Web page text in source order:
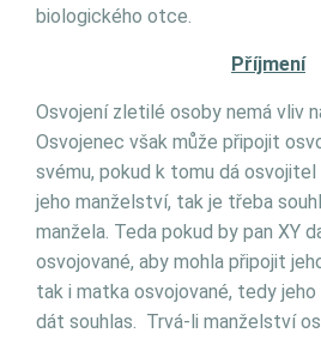
biologického otce.
Příjmení
Osvojení zletilé osoby nemá vliv
Osvojenec však může připojit
svému, pokud k tomu dá
jeho manželství, tak je třeba
manžela. Teda pokud by pan XY
osvojované, aby mohla připojit
tak i matka osvojované, tedy
dát souhlas. Trvá-li manželství